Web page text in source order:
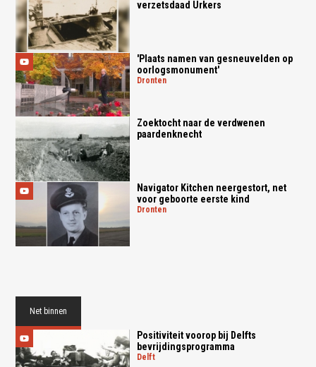
verzetsdaad Urkers
'Plaats namen van gesneuvelden op
oorlogsmonument'
dronten
Zoektocht naar de verdwenen
paardenknecht
Navigator Kitchen neergestort, net
voor geboorte eerste kind
dronten
Net binnen
Positiviteit voorop bij Delfts
bevrijdingsprogramma
delft